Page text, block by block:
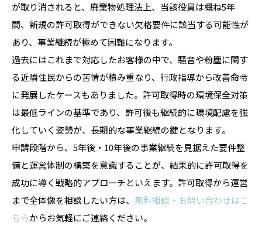
が取り消されると、廃棄物処理法上、当該役員は概ね5年
間、新規の許可取得ができない欠格要件に該当する可能性が
あり、事業継続が極めて困難になります。
過去にはこれまで対応したお客様の中で、騒音や粉塵に関す
る近隣住民からの苦情が積み重なり、行政指導から改善命令
に発展したケースもありました。許可取得時の環境保全対策
は最低ラインの基準であり、許可後も継続的に環境配慮を強
化していく姿勢が、長期的な事業継続の鍵となります。
申請段階から、5年後・10年後の事業継続を見据えた要件整
備と運営体制の構築を意識することが、結果的に許可取得を
成功に導く戦略的アプローチといえます。許可取得から運営
まで全体像を相談したい方は、 無料相談・お問い合わせはこ
ちらからお気軽にご連絡ください。